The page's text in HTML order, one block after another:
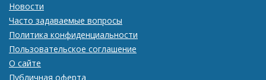
Новости
Часто задаваемые вопросы
Политика конфиденциальности
Пользовательское соглашение
О сайте
Публичная оферта